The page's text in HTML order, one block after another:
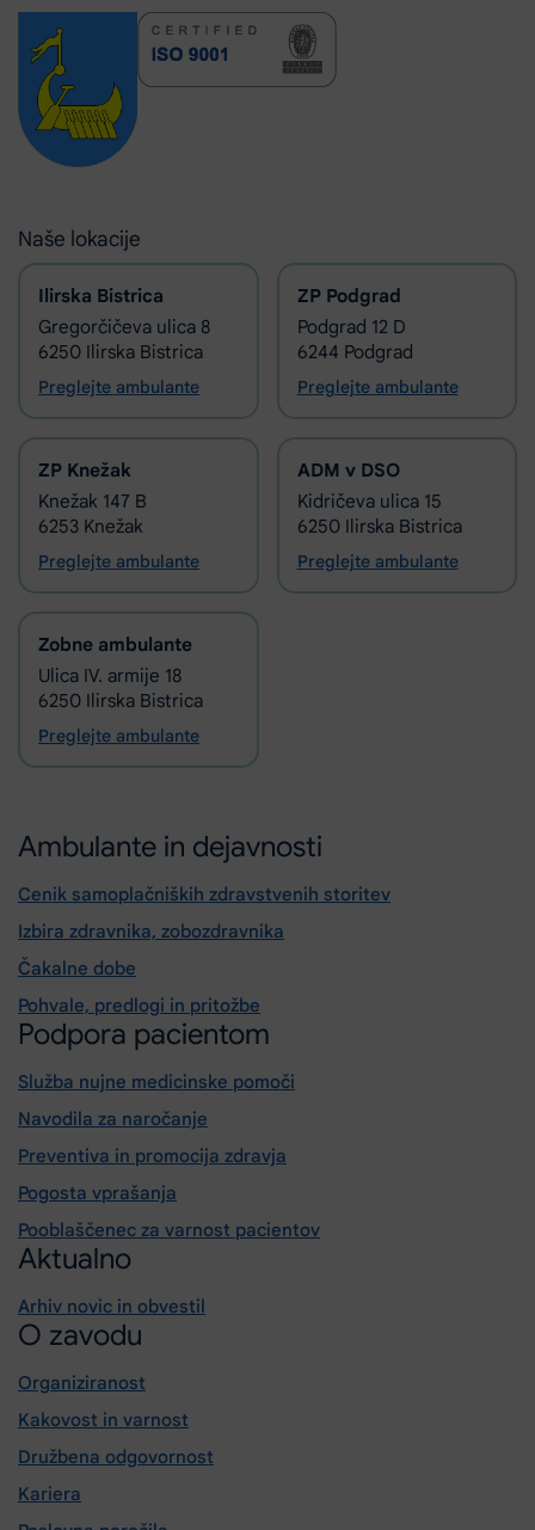
Naše lokacije
Ilirska Bistrica
Gregorčičeva ulica 8
6250 Ilirska Bistrica
Preglejte ambulante
ZP Podgrad
Podgrad 12 D
6244 Podgrad
Preglejte ambulante
ZP Knežak
Knežak 147 B
6253 Knežak
Preglejte ambulante
ADM v DSO
Kidričeva ulica 15
6250 Ilirska Bistrica
Preglejte ambulante
Zobne ambulante
Ulica IV. armije 18
6250 Ilirska Bistrica
Preglejte ambulante
Ambulante in dejavnosti
Cenik samoplačniških zdravstvenih storitev
Izbira zdravnika, zobozdravnika
Čakalne dobe
Pohvale, predlogi in pritožbe
Podpora pacientom
Služba nujne medicinske pomoči
Navodila za naročanje
Preventiva in promocija zdravja
Pogosta vprašanja
Pooblaščenec za varnost pacientov
Aktualno
Arhiv novic in obvestil
O zavodu
Organiziranost
Kakovost in varnost
Družbena odgovornost
Kariera